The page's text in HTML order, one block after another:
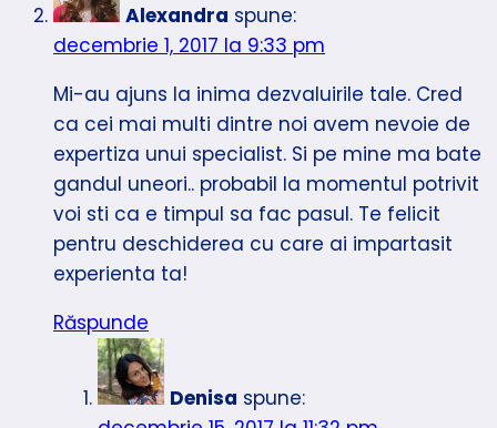
Alexandra spune:
decembrie 1, 2017 la 9:33 pm
Mi-au ajuns la inima dezvaluirile tale. Cred
ca cei mai multi dintre noi avem nevoie de
expertiza unui specialist. Si pe mine ma bate
gandul uneori.. probabil la momentul potrivit
voi sti ca e timpul sa fac pasul. Te felicit
pentru deschiderea cu care ai impartasit
experienta ta!
Răspunde
Denisa spune: